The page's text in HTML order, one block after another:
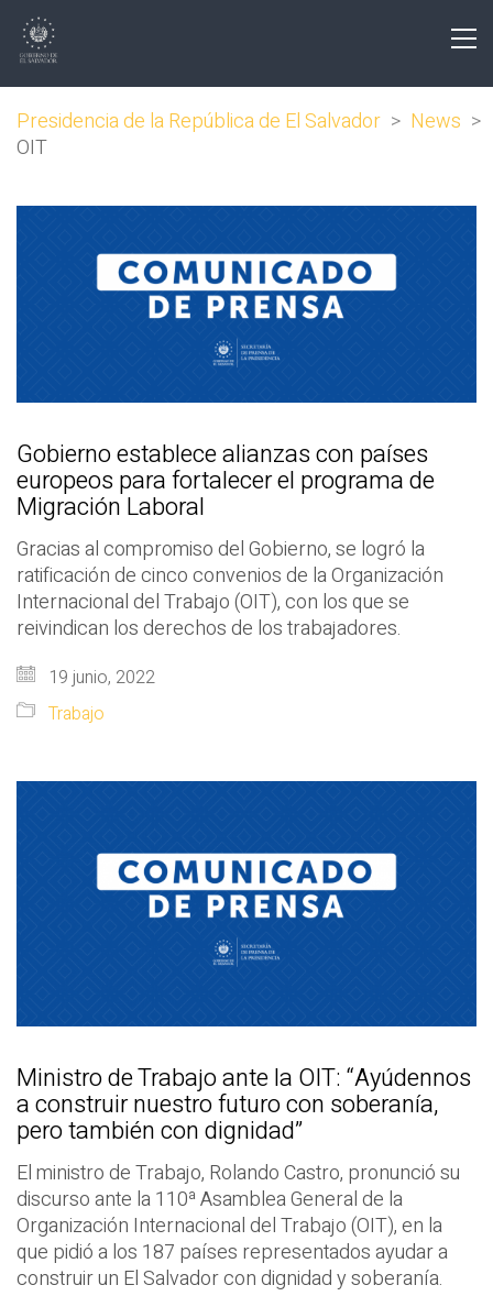
Presidencia de la República de El Salvador > News >
OIT
Gobierno establece alianzas con países
europeos para fortalecer el programa de
Migración Laboral
Gracias al compromiso del Gobierno, se logró la
ratificación de cinco convenios de la Organización
Internacional del Trabajo (OIT), con los que se
reivindican los derechos de los trabajadores.
19 junio, 2022
Trabajo
Ministro de Trabajo ante la OIT: “Ayúdennos
a construir nuestro futuro con soberanía,
pero también con dignidad”
El ministro de Trabajo, Rolando Castro, pronunció su
discurso ante la 110ª Asamblea General de la
Organización Internacional del Trabajo (OIT), en la
que pidió a los 187 países representados ayudar a
construir un El Salvador con dignidad y soberanía.